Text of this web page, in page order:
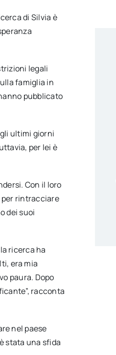
di Silvia è
legali
famiglia in
pubblicato
ultimi giorni
per lei è
Con il loro
per rintracciare
dei suoi
ricerca ha
era mia
paura. Dopo
racconta
nel paese
stata una sfida